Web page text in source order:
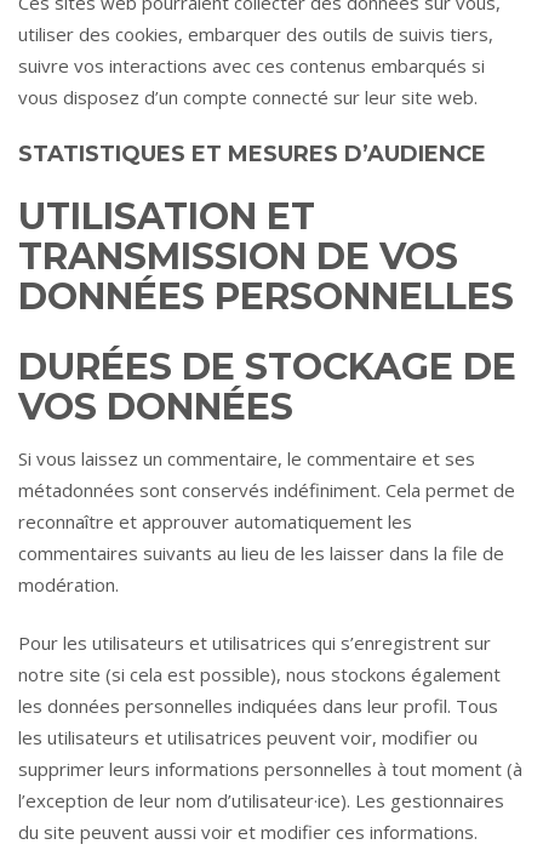
utiliser des cookies, embarquer des outils de suivis tiers,
suivre vos interactions avec ces contenus embarqués si
vous disposez d’un compte connecté sur leur site web.
STATISTIQUES ET MESURES D’AUDIENCE
UTILISATION ET
TRANSMISSION DE VOS
DONNÉES PERSONNELLES
DURÉES DE STOCKAGE DE
VOS DONNÉES
Si vous laissez un commentaire, le commentaire et ses
métadonnées sont conservés indéfiniment. Cela permet de
reconnaître et approuver automatiquement les
commentaires suivants au lieu de les laisser dans la file de
modération.
Pour les utilisateurs et utilisatrices qui s’enregistrent sur
notre site (si cela est possible), nous stockons également
les données personnelles indiquées dans leur profil. Tous
les utilisateurs et utilisatrices peuvent voir, modifier ou
supprimer leurs informations personnelles à tout moment (à
l’exception de leur nom d’utilisateur·ice). Les gestionnaires
du site peuvent aussi voir et modifier ces informations.